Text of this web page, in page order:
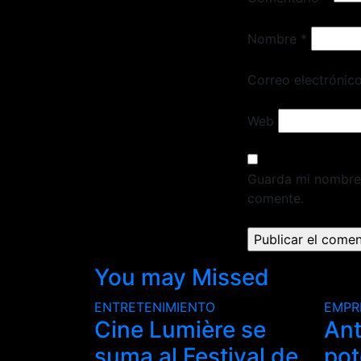
Nombre *
Correo electrónico
Web
Guarda mi
comente.
You may Missed
ENTRETENIMIENTO
Cine Lumière se